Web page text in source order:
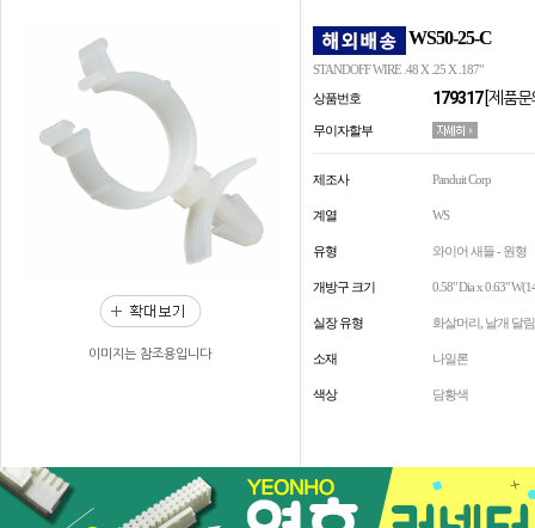
이미지는 참조용입니다
WS50-25-C
STANDOFF WIRE .48 X .25 X .187"
상품번호
179317[제품문
무이자할부
제조사 Panduit Corp
계열 WS
유형 와이어 새들 - 원형
개방구 크기 0.58" Dia x 0.63"
실장 유형 화살머리, 날개 달림
소재 나일론
색상 담황색